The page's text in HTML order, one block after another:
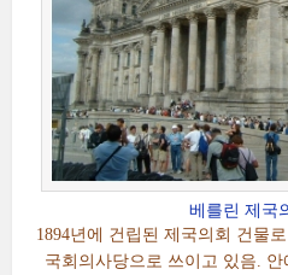
베를린 제국
1894년에 건립된 제국의회 건물
국회의사당으로 쓰이고 있음.